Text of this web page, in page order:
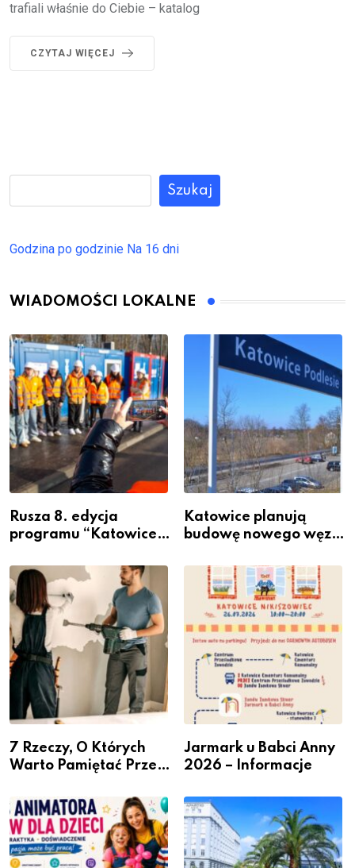
trafiali właśnie do Ciebie – katalog
CZYTAJ WIĘCEJ
Szukaj
Godzina po godzinie Na 16 dni
WIADOMOŚCI LOKALNE
Rusza 8. edycja
programu “Katowice
– nabór dla
przedsiębiorców
Katowice planują
budowę nowego węzła
Podlesiu
7 Rzeczy, O Których
Warto Pamiętać Przed
Jarmark u Babci Anny
2026 – Informacje